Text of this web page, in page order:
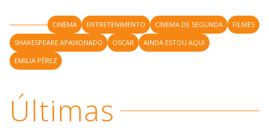
CINEMA ENTRETENIMENTO CINEMA DE SEGUNDA
FILMES
SHAKESPEARE APAIXONADO
OSCAR
AINDA ESTOU AQUI
EMILIA PÉREZ
Últimas